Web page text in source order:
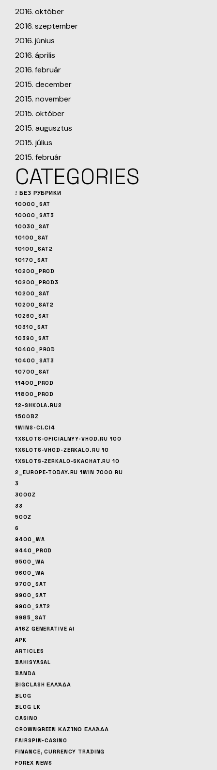
2016. október
2016. szeptember
2016. június
2016. április
2016. február
2015. december
2015. november
2015. október
2015. augusztus
2015. július
2015. február
CATEGORIES
! БЕЗ РУБРИКИ
10000_SAT
10000_SAT3
10030_SAT
10100_SAT
10100_SAT2
10170_SAT
10200_PROD
10200_PROD3
10200_SAT
10200_SAT2
10260_SAT
10310_SAT
10390_SAT
10400_PROD
10400_SAT3
10700_SAT
11400_PROD
11800_PROD
12-SHKOLA.RU2
1500BZ
1WINS-CI.CI4
1XSLOTS-OFICIALNYY-VHOD.RU 100
1XSLOTS-VHOD-ZERKALO.RU 10
1XSLOTS-ZERKALO-SKACHAT.RU 10
2_EUROPE-TODAY.RU 1WIN 7000 RU
3
3000Z
33
500Z
6
9400_WA
9440_PROD
9500_WA
9600_WA
9700_SAT
9900_SAT
9900_SAT2
9985_SAT
A16Z GENERATIVE AI
APK
ARTICLES
BAHISYASAL
BANDA
BIGCLASH ΕΛΛΆΔΑ
BLOG
BLOG LK
CASINO
CROWNGREEN ΚΑΖΊΝΟ ΕΛΛΆΔΑ
FAIRSPIN-CASINO
FINANCE, CURRENCY TRADING
FOREX NEWS